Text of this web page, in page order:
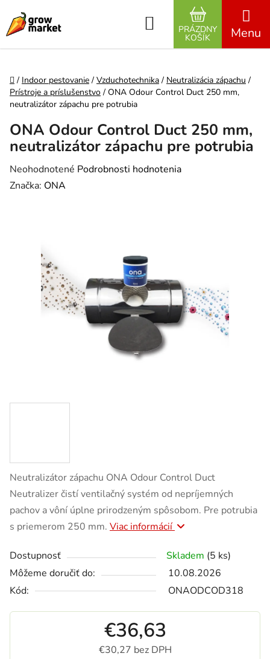
Hľadať
NÁKUPNÝ
PRÁZDNY
KOŠÍK
Domov
/ Indoor pestovanie / Vzduchotechnika / Neutralizácia zápachu /
Prístroje a príslušenstvo / ONA Odour Control Duct 250 mm,
neutralizátor zápachu pre potrubia
Neutralizátor zápachu ONA Odour Control Duct
Neutralizer čistí ventilačný systém od nepríjemných
pachov a vôní úplne prirodzeným spôsobom. Pre potrubia
s priemerom 250 mm. Viac informácií
Dostupnosť Skladem (5 ks)
Môžeme doručiť do:
10.08.2026
Kód:
ONAODCOD318
€36,63
€30,27 bez DPH
ONA Odour Control Duct 250 mm,
neutralizátor zápachu pre potrubia
Priemerné hodnotenie produktu je 0,0 z 5 hviezdičiek.
Neohodnotené Podrobnosti hodnotenia
Značka: ONA